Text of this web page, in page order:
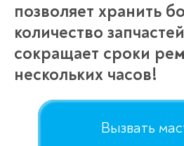
позволяет хранить
количество
сокращает сроки
нескольких часов!
Вызвать